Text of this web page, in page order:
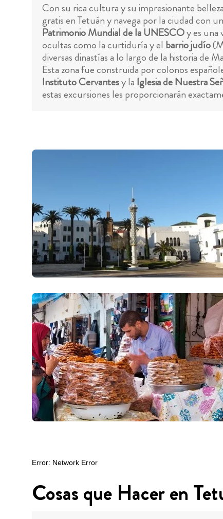
Con su rica cultura y su impresionante
gratis en Tetuán y navega por la ciudad con
Patrimonio Mundial de la UNESCOy es una
ocultas como la curtiduría y el barrio judío
diversas dinastías a lo largo de la historia de
Esta zona fue construida por colonos
Instituto Cervantesy la Iglesia de Nuestra
estas excursiones les proporcionarán
Cosas que Hacer en